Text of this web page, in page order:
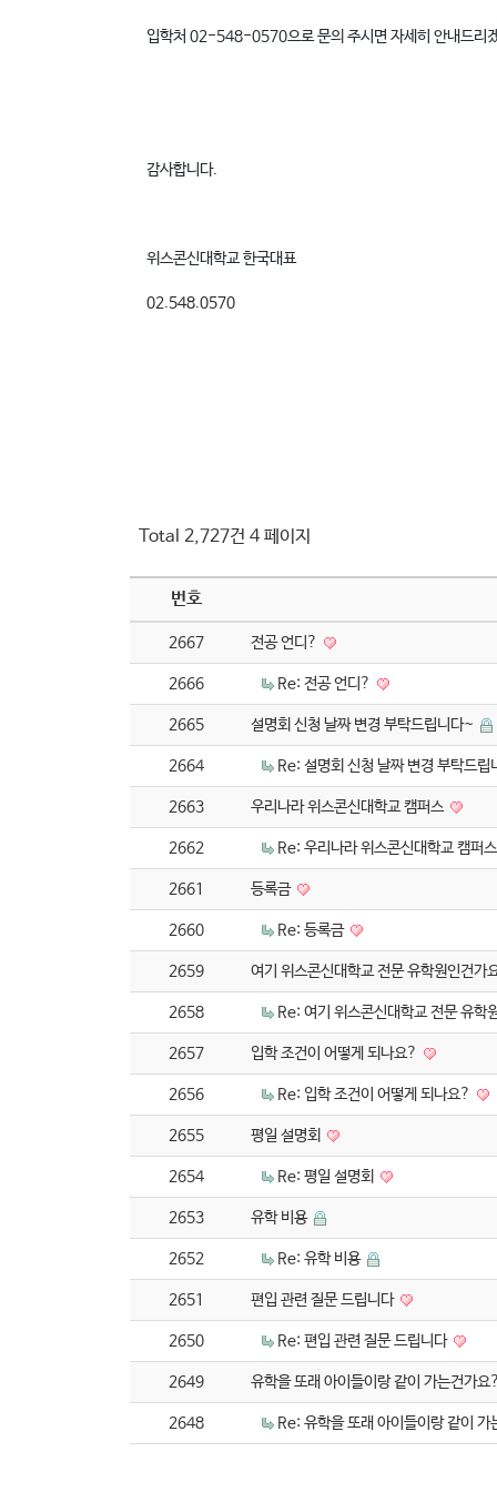
입학처 02-548-0570으로 문의 주시면 자세히 안내드리
감사합니다.
위스콘신대학교 한국대표
02.548.0570
Total 2,727건 4 페이지
번호
2667 전공 언디?
2666 Re: 전공 언디?
2665 설명회 신청 날짜 변경 부탁드립니다~
2664 Re: 설명회 신청 날짜 변경 부탁드립
2663 우리나라 위스콘신대학교 캠퍼스
2662 Re: 우리나라 위스콘신대학교 캠퍼스
2661 등록금
2660 Re: 등록금
2659 여기 위스콘신대학교 전문 유학원인건가
2658 Re: 여기 위스콘신대학교 전문 유학
2657 입학 조건이 어떻게 되나요?
2656 Re: 입학 조건이 어떻게 되나요?
2655 평일 설명회
2654 Re: 평일 설명회
2653 유학 비용
2652 Re: 유학 비용
2651 편입 관련 질문 드립니다
2650 Re: 편입 관련 질문 드립니다
2649 유학을 또래 아이들이랑 같이 가는건가요?
2648 Re: 유학을 또래 아이들이랑 같이 가